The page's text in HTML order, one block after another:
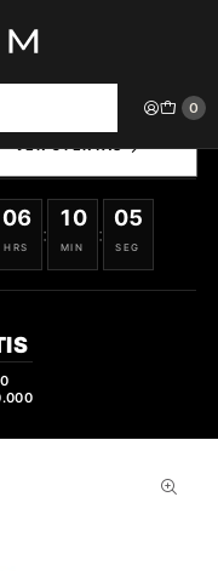
0
De Mar
SELECCIONADOS
06
HRS
:
10
MIN
:
04
SEG